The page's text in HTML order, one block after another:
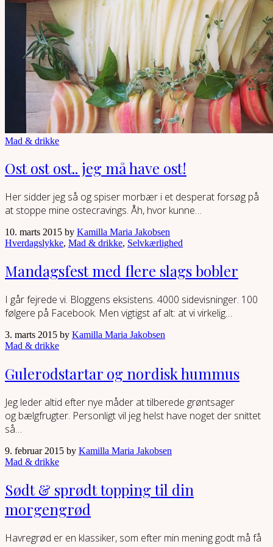
Mad & drikke
Ost ost ost.. jeg må have ost!
Her sidder jeg så og spiser morbær i et desperat forsøg på
at stoppe mine ostecravings. Åh, hvor kunne…
10. marts 2015 by Kamilla Maria Jakobsen
Hverdagslykke, Mad & drikke, Selvkærlighed
Mandagsfest med flere slags bobler
I går fejrede vi. Bloggens eksistens. 4000 sidevisninger. 100
følgere på Facebook. Men vigtigst af alt: at vi virkelig…
3. marts 2015 by Kamilla Maria Jakobsen
Mad & drikke
Gulerodstartar og nordisk hummus
Jeg leder altid efter nye måder at tilberede grøntsager
og bælgfrugter. Personligt vil jeg helst have noget der snittet
så…
9. februar 2015 by Kamilla Maria Jakobsen
Mad & drikke
Sødt & sprødt topping til din
morgengrød
Havregrød er en klassiker, som efter min mening godt må få